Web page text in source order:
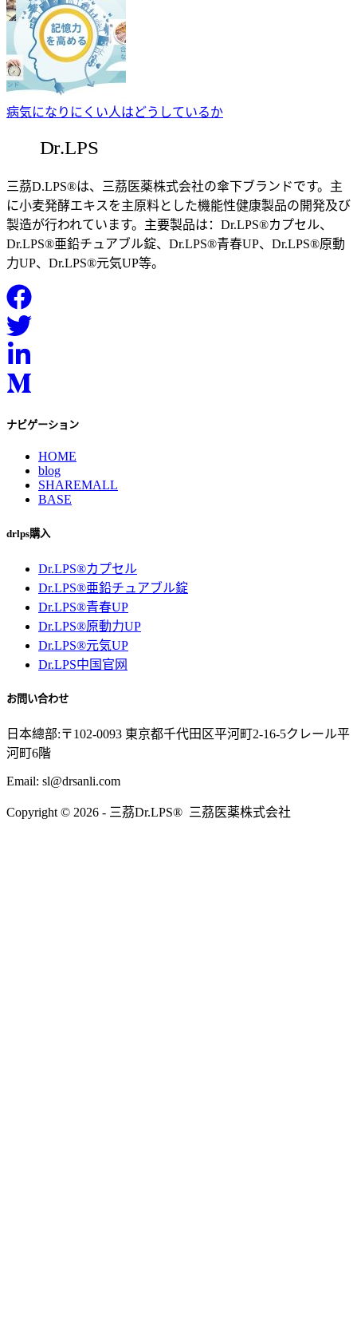
病気になりにくい人はどうしているか
三茘D.LPS®は、三茘医薬株式会社の傘下ブランドです。主
に小麦発酵エキスを主原料とした機能性健康製品の開発及び
製造が行われています。主要製品は：Dr.LPS®カプセル、
Dr.LPS®亜鉛チュアブル錠、Dr.LPS®青春UP、Dr.LPS®原動
力UP、Dr.LPS®元気UP等。
ナビゲーション
HOME
blog
SHAREMALL
BASE
drlps購入
Dr.LPS®カプセル
Dr.LPS®亜鉛チュアブル錠
Dr.LPS®青春UP
Dr.LPS®原動力UP
Dr.LPS®元気UP
Dr.LPS中国官网
お問い合わせ
日本總部:〒102-0093 東京都千代田区平河町2-16-5クレール平
河町6階
Email: sl@drsanli.com
Copyright © 2026 - 三茘Dr.LPS® 三茘医薬株式会社